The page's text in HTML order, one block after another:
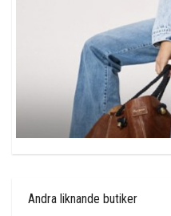
Andra liknande butiker